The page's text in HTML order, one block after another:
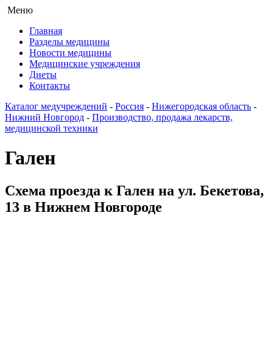
Меню
Главная
Разделы медицины
Новости медицины
Медицинские учреждения
Диеты
Контакты
Каталог медучреждений - Россия - Нижегородская область -
Нижний Новгород - Производство, продажа лекарств,
медицинской техники
Гален
Схема проезда к Гален на ул. Бекетова,
13 в Нижнем Новгороде